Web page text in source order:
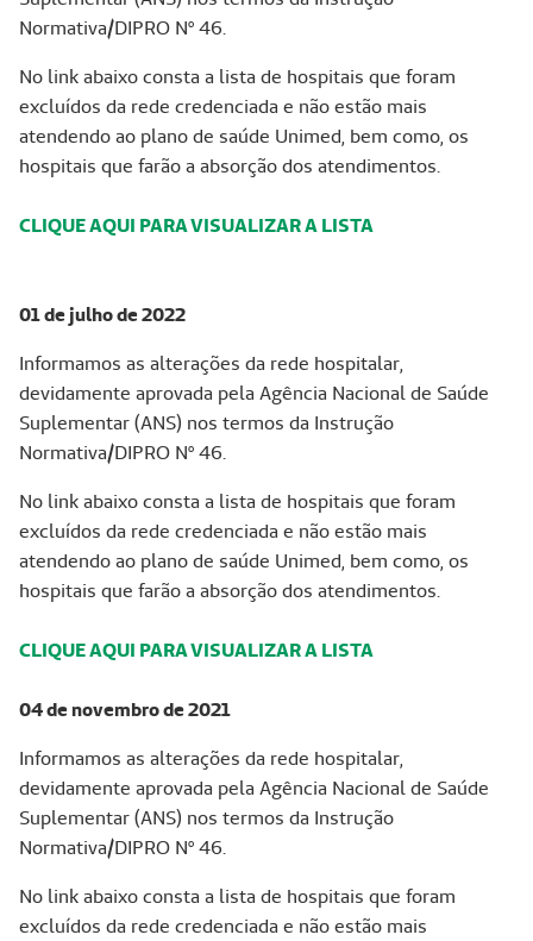
Normativa/DIPRO Nº 46.
No link abaixo consta a lista de hospitais que foram
excluídos da rede credenciada e não estão mais
atendendo ao plano de saúde Unimed, bem como, os
hospitais que farão a absorção dos atendimentos.
CLIQUE AQUI PARA VISUALIZAR A LISTA
01 de julho de 2022
Informamos as alterações da rede hospitalar,
devidamente aprovada pela Agência Nacional de Saúde
Suplementar (ANS) nos termos da Instrução
Normativa/DIPRO Nº 46.
No link abaixo consta a lista de hospitais que foram
excluídos da rede credenciada e não estão mais
atendendo ao plano de saúde Unimed, bem como, os
hospitais que farão a absorção dos atendimentos.
CLIQUE AQUI PARA VISUALIZAR A LISTA
04 de novembro de 2021
Informamos as alterações da rede hospitalar,
devidamente aprovada pela Agência Nacional de Saúde
Suplementar (ANS) nos termos da Instrução
Normativa/DIPRO Nº 46.
No link abaixo consta a lista de hospitais que foram
excluídos da rede credenciada e não estão mais